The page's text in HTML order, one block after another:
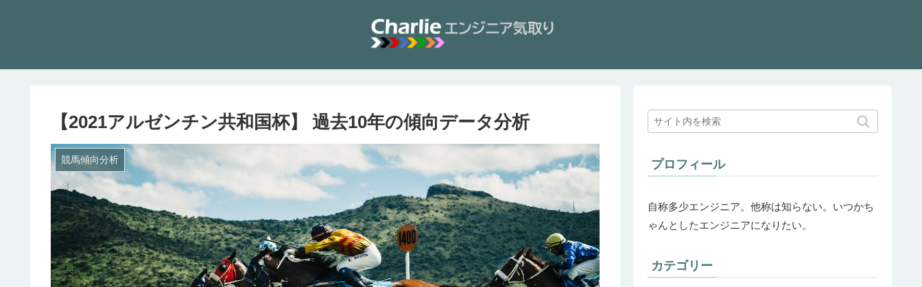
【2021アルゼンチン共和国杯】 過去10年の傾向データ分析
競馬傾向分析 プロフィール
自称多少エンジニア。他称は知らない。いつかち
ゃんとしたエンジニアになりたい。
カテゴリー